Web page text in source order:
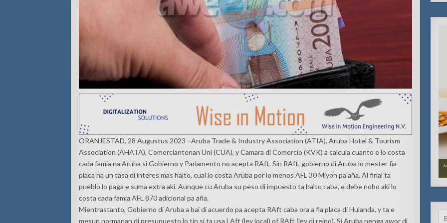
ORANJESTAD, 28 Augustus 2023 –Aruba Trade & Industry Association (ATIA), Aruba Hotel & Tourism
Association (AHATA), Comerciantenan Uni (CUA), y Camara di Comercio (KVK) a calcula cuanto e lo costa
cada famia na Aruba si Gobierno y Parlamento no acepta RAft. Sin RAft, gobierno di Aruba lo mester fia
placa na un tasa di interes mas halto, cual lo costa Aruba por lo menos AFL 30 Miyon pa aña. Al final ta
pueblo lo paga e suma extra aki. Aunque cu Aruba su peso di impuesto ta halto caba, e debe nobo aki lo
costa cada famia AFL 870 adicional pa aña.
Mientrastanto, Gobierno di Aruba a bai di acuerdo pa acepta RAft caba ora a fia placa di Hulanda, y ta e
mesun normanan di presupuesto lo tin si ta usa LAft (ley local) of RAft (ley di reino). Si Aruba nenga awor di